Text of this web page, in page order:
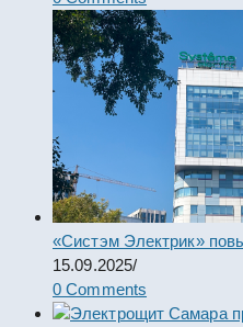
«Систэм Электрик»
15.09.2025/
0 Comments